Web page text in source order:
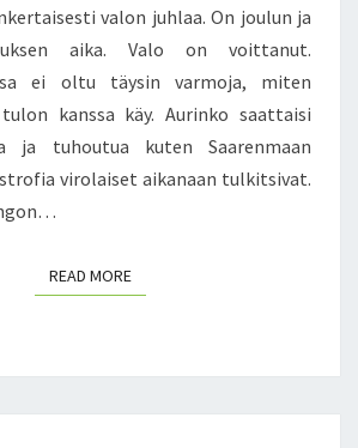
A
I
E
T
S
A
R
I
I
valon juhlaa. On joulun ja
aika. Valo on voittanut.
ei oltu täysin varmoja, miten
kanssa käy. Aurinko saattaisi
ja tuhoutua kuten Saarenmaan
virolaiset aikanaan tulkitsivat.
READ MOREREAD MORE